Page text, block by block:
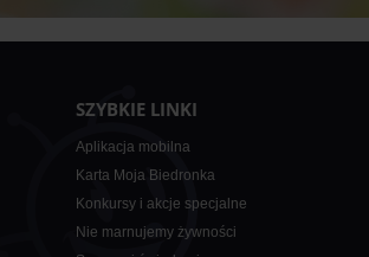
SZYBKIE LINKI
Aplikacja mobilna
Karta Moja Biedronka
Konkursy i akcje specjalne
Nie marnujemy żywności